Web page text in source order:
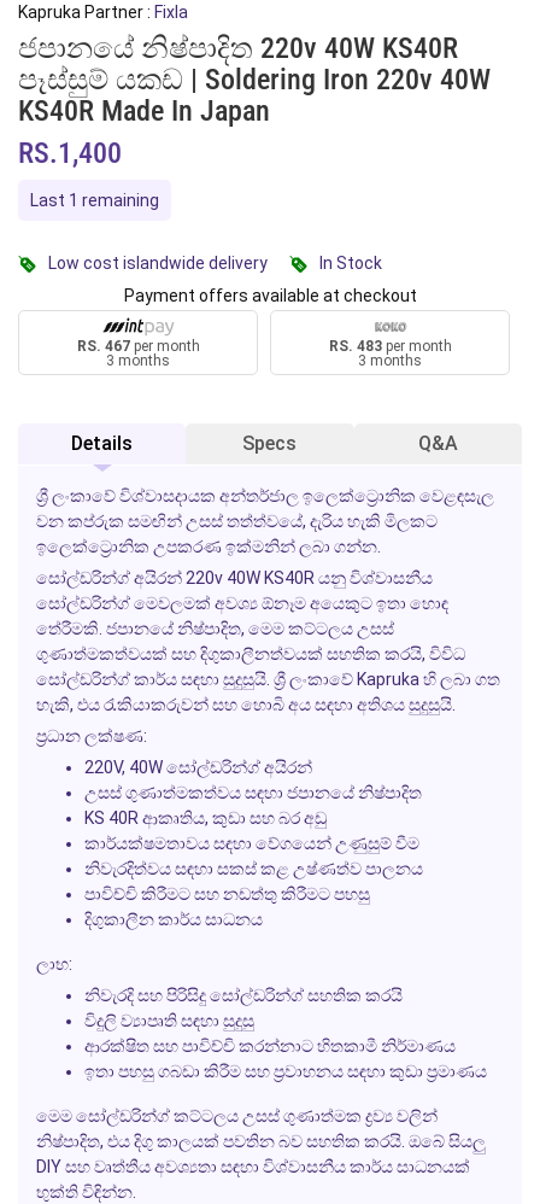
Kapruka Partner : Fixla
ජපානයේ නිෂ්පාදිත 220v 40W KS40R
පෑස්සුම් යකඩ | Soldering Iron 220v 40W
KS40R Made In Japan
RS.1,400
Last 1 remaining
Low cost islandwide delivery
In Stock
Payment offers available at checkout
RS. 467per month
3 months
RS. 483per month
3 months
Details Specs Q&A
ශ්‍රී ලංකාවේ විශ්වාසදායක අන්තර්ජාල ඉලෙක්ට්‍රොනික වෙළඳසැල
වන කප්රුක සමඟින් උසස් තත්ත්වයේ, දැරිය හැකි මිලකට
ඉලෙක්ට්‍රොනික උපකරණ ඉක්මනින් ලබා ගන්න.
සෝල්ඩරින්ග් අයිරන් 220v 40W KS40Rයනු විශ්වාසනීය
සෝල්ඩරින්ග් මෙවලමක් අවශ්‍ය ඕනෑම අයෙකුට ඉතා හොඳ
තේරීමකි. ජපානයේ නිෂ්පාදිත, මෙම කට්ටලය උසස්
ගුණාත්මකත්වයක් සහ දිගුකාලීනත්වයක් සහතික කරයි, විවිධ
සෝල්ඩරින්ග් කාර්ය සඳහා සුදුසුයි. ශ්‍රී ලංකාවේ Kapruka හි ලබා ගත
හැකි, එය රැකියාකරුවන් සහ හොබි අය සඳහා අතිශය සුදුසුයි.
ප්‍රධාන ලක්ෂණ:
220V, 40W සෝල්ඩරින්ග් අයිරන්
උසස් ගුණාත්මකත්වය සඳහා ජපානයේ නිෂ්පාදිත
KS 40R ආකෘතිය, කුඩා සහ බර අඩු
කාර්යක්ෂමතාවය සඳහා වේගයෙන් උණුසුම් වීම
නිවැරදිත්වය සඳහා සකස් කළ උෂ්ණත්ව පාලනය
පාවිච්චි කිරීමට සහ නඩත්තු කිරීමට පහසු
දිගුකාලීන කාර්ය සාධනය
ලාභ:
නිවැරදි සහ පිරිසිදු සෝල්ඩරින්ග් සහතික කරයි
විදුලි ව්‍යාපෘති සඳහා සුදුසු
ආරක්ෂිත සහ පාවිච්චි කරන්නාට හිතකාමී නිර්මාණය
ඉතා පහසු ගබඩා කිරීම සහ ප්‍රවාහනය සඳහා කුඩා ප්‍රමාණය
මෙම සෝල්ඩරින්ග් කට්ටලය උසස් ගුණාත්මක ද්‍රව්‍ය වලින්
නිෂ්පාදිත, එය දිගු කාලයක් පවතින බව සහතික කරයි. ඔබේ සියලු
DIY සහ වෘත්තීය අවශ්‍යතා සඳහා විශ්වාසනීය කාර්ය සාධනයක්
භුක්ති විඳින්න.